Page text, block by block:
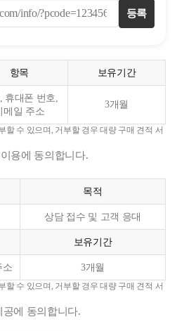
등록
항목 보유기간
휴대폰 번호,
메일 주소
3개월
할 수 있으며, 거부할 경우 대량 구매 견적 서
용에 동의합니다.
목적
상담 접수 및 고객 응대
보유기간
소 3개월
할 수 있으며, 거부할 경우 대량 구매 견적 서
공에 동의합니다.